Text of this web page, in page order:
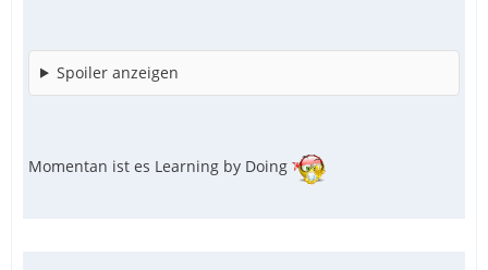
Spoiler anzeigen
Momentan ist es Learning by Doing